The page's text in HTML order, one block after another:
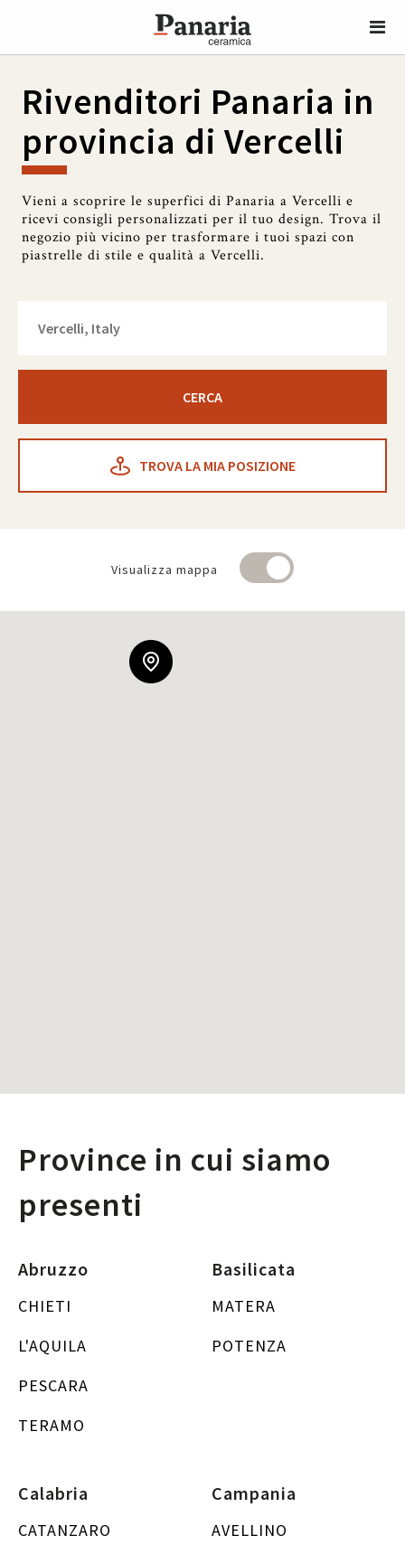
Rivenditori Panaria in
provincia di Vercelli
Vieni a scoprire le superfici di Panaria a Vercelli e
ricevi consigli personalizzati per il tuo design. Trova il
negozio più vicino per trasformare i tuoi spazi con
piastrelle di stile e qualità a Vercelli.
CERCA
TROVA LA MIA POSIZIONE
Visualizza mappa
Province in cui siamo
presenti
Abruzzo
CHIETI
L'AQUILA
PESCARA
TERAMO
Basilicata
MATERA
POTENZA
Calabria
CATANZARO
Campania
AVELLINO